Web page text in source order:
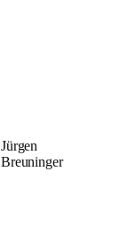
Jürgen
Breuninger